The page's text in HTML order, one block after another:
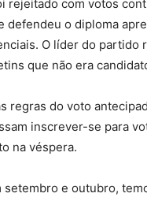
com votos
defendeu o diploma
O líder do partido
que não era
regras do voto
inscrever-se para
na véspera.
e outubro,